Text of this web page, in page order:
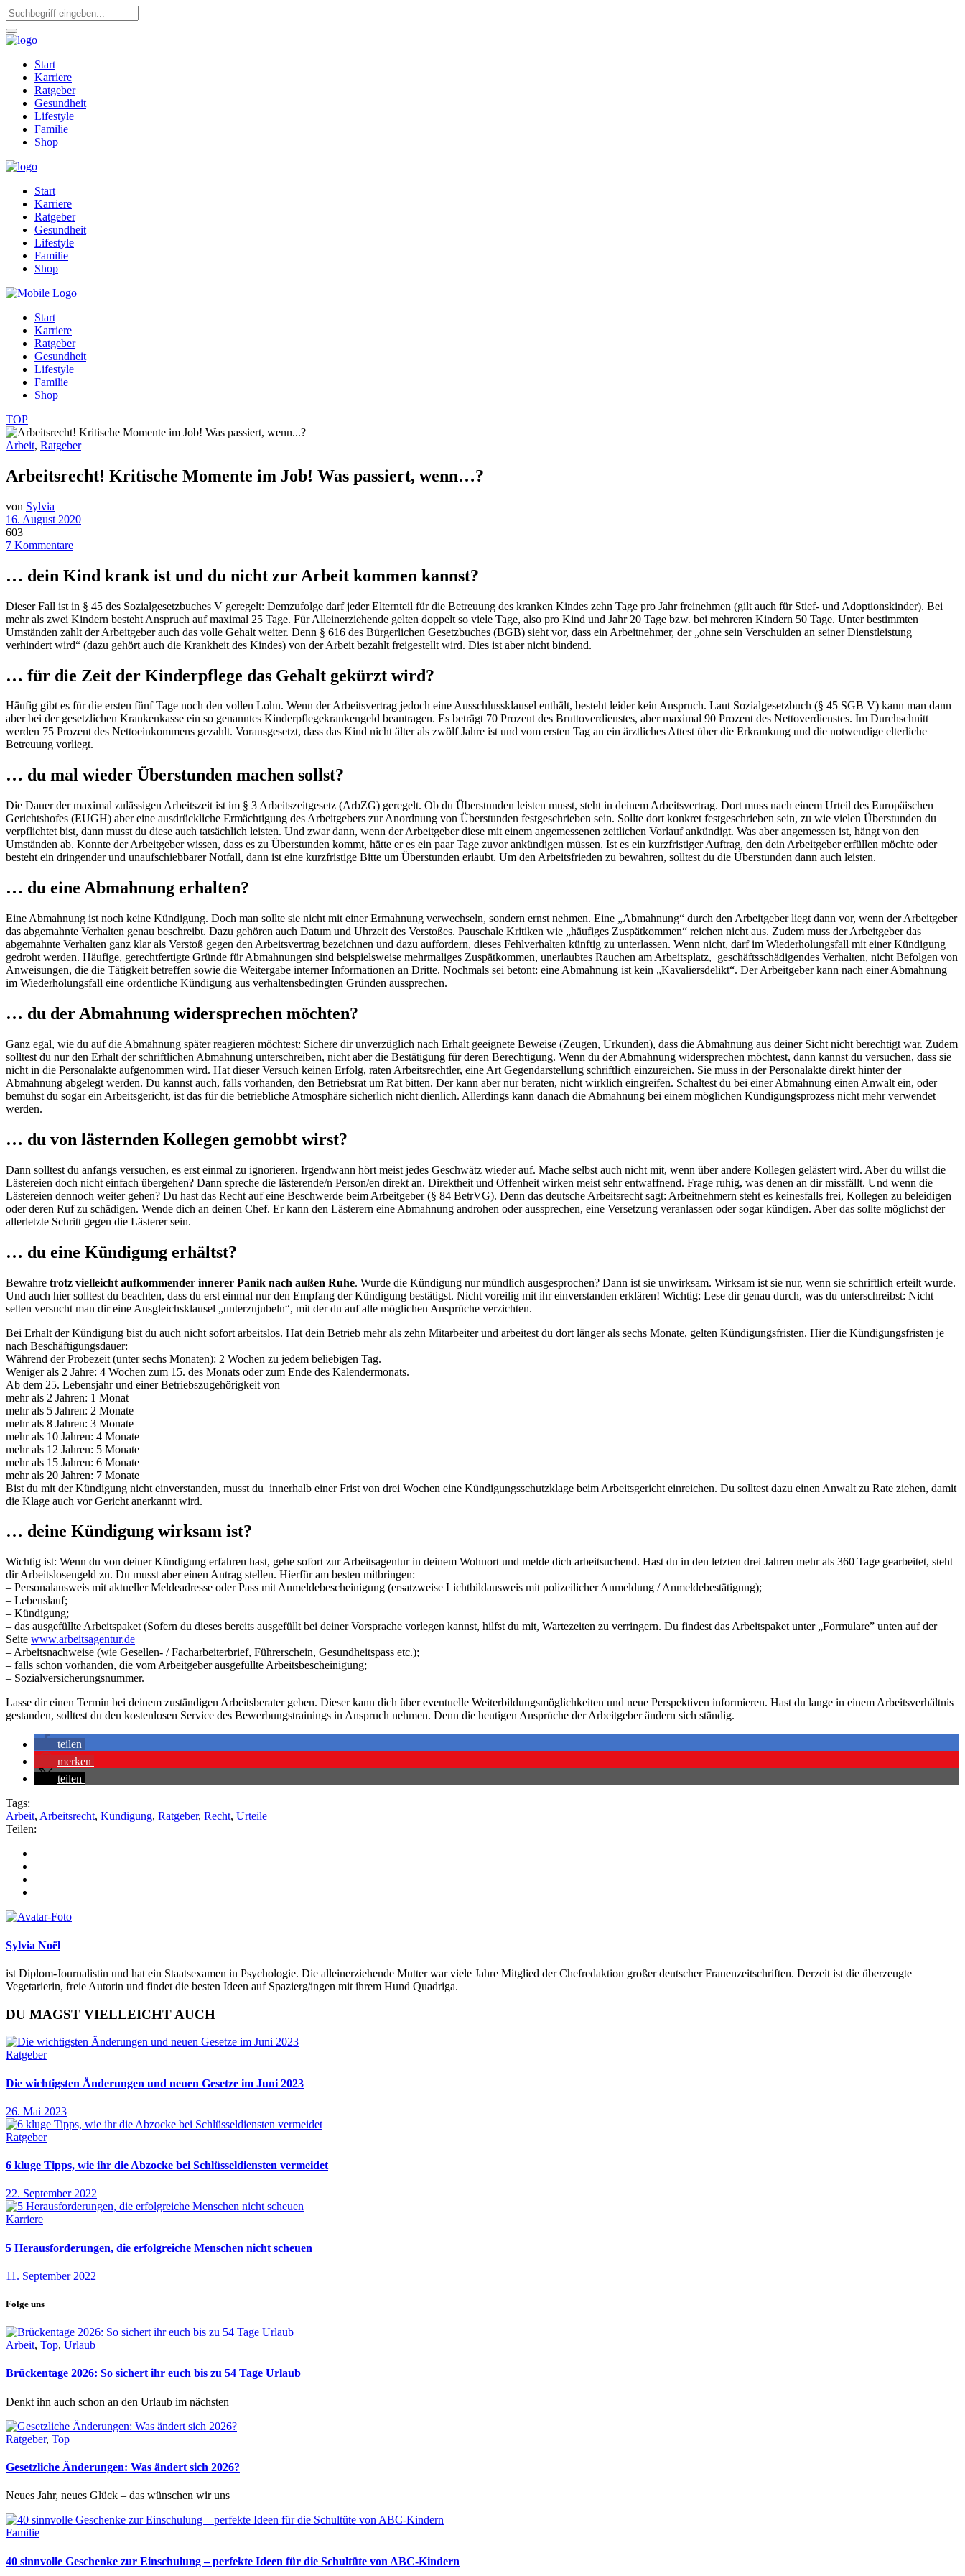
Start
Karriere
Ratgeber
Gesundheit
Lifestyle
Familie
Shop
Start
Karriere
Ratgeber
Gesundheit
Lifestyle
Familie
Shop
Start
Karriere
Ratgeber
Gesundheit
Lifestyle
Familie
Shop
TOP
Arbeit, Ratgeber
Arbeitsrecht! Kritische Momente im Job! Was passiert, wenn…?
von Sylvia
16. August 2020
603
7 Kommentare
… dein Kind krank ist und du nicht zur Arbeit kommen kannst?
Dieser Fall ist in § 45 des Sozialgesetzbuches V geregelt: Demzufolge darf jeder Elternteil für die Betreuung des kranken Kindes zehn Tage pro Jahr freinehmen (gilt auch für Stief- und Adoptionskinder). Bei
mehr als zwei Kindern besteht Anspruch auf maximal 25 Tage. Für Alleinerziehende gelten doppelt so viele Tage, also pro Kind und Jahr 20 Tage bzw. bei mehreren Kindern 50 Tage. Unter bestimmten
Umständen zahlt der Arbeitgeber auch das volle Gehalt weiter. Denn § 616 des Bürgerlichen Gesetzbuches (BGB) sieht vor, dass ein Arbeitnehmer, der „ohne sein Verschulden an seiner Dienstleistung
verhindert wird“ (dazu gehört auch die Krankheit des Kindes) von der Arbeit bezahlt freigestellt wird. Dies ist aber nicht bindend.
… für die Zeit der Kinderpflege das Gehalt gekürzt wird?
Häufig gibt es für die ersten fünf Tage noch den vollen Lohn. Wenn der Arbeitsvertrag jedoch eine Ausschlussklausel enthält, besteht leider kein Anspruch. Laut Sozialgesetzbuch (§ 45 SGB V) kann man dann
aber bei der gesetzlichen Krankenkasse ein so genanntes Kinderpflegekrankengeld beantragen. Es beträgt 70 Prozent des Bruttoverdienstes, aber maximal 90 Prozent des Nettoverdienstes. Im Durchschnitt
werden 75 Prozent des Nettoeinkommens gezahlt. Vorausgesetzt, dass das Kind nicht älter als zwölf Jahre ist und vom ersten Tag an ein ärztliches Attest über die Erkrankung und die notwendige elterliche
Betreuung vorliegt.
… du mal wieder Überstunden machen sollst?
Die Dauer der maximal zulässigen Arbeitszeit ist im § 3 Arbeitszeitgesetz (ArbZG) geregelt. Ob du Überstunden leisten musst, steht in deinem Arbeitsvertrag. Dort muss nach einem Urteil des Europäischen
Gerichtshofes (EUGH) aber eine ausdrückliche Ermächtigung des Arbeitgebers zur Anordnung von Überstunden festgeschrieben sein. Sollte dort konkret festgeschrieben sein, zu wie vielen Überstunden du
verpflichtet bist, dann musst du diese auch tatsächlich leisten. Und zwar dann, wenn der Arbeitgeber diese mit einem angemessenen zeitlichen Vorlauf ankündigt. Was aber angemessen ist, hängt von den
Umständen ab. Konnte der Arbeitgeber wissen, dass es zu Überstunden kommt, hätte er es ein paar Tage zuvor ankündigen müssen. Ist es ein kurzfristiger Auftrag, den dein Arbeitgeber erfüllen möchte oder
besteht ein dringender und unaufschiebbarer Notfall, dann ist eine kurzfristige Bitte um Überstunden erlaubt. Um den Arbeitsfrieden zu bewahren, solltest du die Überstunden dann auch leisten.
… du eine Abmahnung erhalten?
Eine Abmahnung ist noch keine Kündigung. Doch man sollte sie nicht mit einer Ermahnung verwechseln, sondern ernst nehmen. Eine „Abmahnung“ durch den Arbeitgeber liegt dann vor, wenn der Arbeitgeber
das abgemahnte Verhalten genau beschreibt. Dazu gehören auch Datum und Uhrzeit des Verstoßes. Pauschale Kritiken wie „häufiges Zuspätkommen“ reichen nicht aus. Zudem muss der Arbeitgeber das
abgemahnte Verhalten ganz klar als Verstoß gegen den Arbeitsvertrag bezeichnen und dazu auffordern, dieses Fehlverhalten künftig zu unterlassen. Wenn nicht, darf im Wiederholungsfall mit einer Kündigung
gedroht werden. Häufige, gerechtfertigte Gründe für Abmahnungen sind beispielsweise mehrmaliges Zuspätkommen, unerlaubtes Rauchen am Arbeitsplatz, geschäftsschädigendes Verhalten, nicht Befolgen von
Anweisungen, die die Tätigkeit betreffen sowie die Weitergabe interner Informationen an Dritte. Nochmals sei betont: eine Abmahnung ist kein „Kavaliersdelikt“. Der Arbeitgeber kann nach einer Abmahnung
im Wiederholungsfall eine ordentliche Kündigung aus verhaltensbedingten Gründen aussprechen.
… du der Abmahnung widersprechen möchten?
Ganz egal, wie du auf die Abmahnung später reagieren möchtest: Sichere dir un­verzüglich nach Er­halt ge­eig­ne­te Be­wei­se (Zeu­gen, Ur­kun­den), dass die Ab­mah­nung aus deiner Sicht nicht be­rech­tigt war. Zudem
solltest du nur den Erhalt der schriftlichen Abmahnung unterschreiben, nicht aber die Bestätigung für deren Berechtigung. Wenn du der Abmahnung widersprechen möchtest, dann kannst du versuchen, dass sie
nicht in die Personalakte aufgenommen wird. Hat dieser Versuch keinen Erfolg, raten Arbeitsrechtler, eine Art Gegendarstellung schriftlich einzureichen. Sie muss in der Personalakte direkt hinter der
Abmahnung abgelegt werden. Du kannst auch, falls vorhanden, den Betriebsrat um Rat bitten. Der kann aber nur beraten, nicht wirklich eingreifen. Schaltest du bei einer Abmahnung einen Anwalt ein, oder
bemühst du sogar ein Arbeitsgericht, ist das für die betriebliche Atmosphäre sicherlich nicht dienlich. Allerdings kann danach die Abmahnung bei einem möglichen Kündigungsprozess nicht mehr verwendet
werden.
… du von lästernden Kollegen gemobbt wirst?
Dann solltest du anfangs versuchen, es erst einmal zu ignorieren. Irgendwann hört meist jedes Geschwätz wieder auf. Mache selbst auch nicht mit, wenn über andere Kollegen gelästert wird. Aber du willst die
Lästereien doch nicht einfach übergehen? Dann spreche die lästerende/n Person/en direkt an. Direktheit und Offenheit wirken meist sehr entwaffnend. Frage ruhig, was denen an dir missfällt. Und wenn die
Lästereien dennoch weiter gehen? Du hast das Recht auf eine Beschwerde beim Arbeitgeber (§ 84 BetrVG). Denn das deutsche Arbeitsrecht sagt: Arbeitnehmern steht es keinesfalls frei, Kollegen zu beleidigen
oder deren Ruf zu schädigen. Wende dich an deinen Chef. Er kann den Lästerern eine Abmahnung androhen oder aussprechen, eine Versetzung veranlassen oder sogar kündigen. Aber das sollte möglichst der
allerletzte Schritt gegen die Lästerer sein.
… du eine Kündigung erhältst?
Bewahre trotz vielleicht aufkommender innerer Panik nach außen Ruhe. Wurde die Kündigung nur mündlich ausgesprochen? Dann ist sie unwirksam. Wirksam ist sie nur, wenn sie schriftlich erteilt wurde.
Und auch hier solltest du beachten, dass du erst einmal nur den Empfang der Kündigung bestätigst. Nicht voreilig mit ihr einverstanden erklären! Wichtig: Lese dir genau durch, was du unterschreibst: Nicht
selten versucht man dir eine Ausgleichsklausel „unterzujubeln“, mit der du auf alle möglichen Ansprüche verzichten.
Bei Erhalt der Kündigung bist du auch nicht sofort arbeitslos. Hat dein Betrieb mehr als zehn Mitarbeiter und arbeitest du dort länger als sechs Monate, gelten Kündigungsfristen. Hier die Kündigungsfristen je
nach Beschäftigungsdauer:
Während der Probezeit (unter sechs Monaten): 2 Wochen zu jedem beliebigen Tag.
Weniger als 2 Jahre: 4 Wochen zum 15. des Monats oder zum Ende des Kalendermonats.
Ab dem 25. Lebensjahr und einer Betriebszugehörigkeit von
mehr als 2 Jahren: 1 Monat
mehr als 5 Jahren: 2 Monate
mehr als 8 Jahren: 3 Monate
mehr als 10 Jahren: 4 Monate
mehr als 12 Jahren: 5 Monate
mehr als 15 Jahren: 6 Monate
mehr als 20 Jahren: 7 Monate
Bist du mit der Kündigung nicht einverstanden, musst du innerhalb einer Frist von drei Wochen eine Kündigungsschutzklage beim Arbeitsgericht einreichen. Du solltest dazu einen Anwalt zu Rate ziehen, damit
die Klage auch vor Gericht anerkannt wird.
… deine Kündigung wirksam ist?
Wichtig ist: Wenn du von deiner Kündigung erfahren hast, gehe sofort zur Arbeitsagentur in deinem Wohnort und melde dich arbeitsuchend. Hast du in den letzten drei Jahren mehr als 360 Tage gearbeitet, steht
dir Arbeitslosengeld zu. Du musst aber einen Antrag stellen. Hierfür am besten mitbringen:
– Personalausweis mit aktueller Meldeadresse oder Pass mit Anmeldebescheinigung (ersatzweise Lichtbildausweis mit polizeilicher Anmeldung / Anmeldebestätigung);
– Lebenslauf;
– Kündigung;
– das ausgefüllte Arbeitspaket (Sofern du dieses bereits ausgefüllt bei deiner Vorsprache vorlegen kannst, hilfst du mit, Wartezeiten zu verringern. Du findest das Arbeitspaket unter „Formulare” unten auf der
Seite www.arbeitsagentur.de
– Arbeitsnachweise (wie Gesellen- / Facharbeiterbrief, Führerschein, Gesundheitspass etc.);
– falls schon vorhanden, die vom Arbeitgeber ausgefüllte Arbeitsbescheinigung;
– Sozialversicherungsnummer.
Lasse dir einen Termin bei deinem zuständigen Arbeitsberater geben. Dieser kann dich über eventuelle Weiterbildungsmöglichkeiten und neue Perspektiven informieren. Hast du lange in einem Arbeitsverhältnis
gestanden, solltest du den kostenlosen Service des Bewerbungstrainings in Anspruch nehmen. Denn die heutigen Ansprüche der Arbeitgeber ändern sich ständig.
teilen
merken
teilen
Tags:
Arbeit, Arbeitsrecht, Kündigung, Ratgeber, Recht, Urteile
Teilen:
Sylvia Noël
ist Diplom-Journalistin und hat ein Staatsexamen in Psychologie. Die alleinerziehende Mutter war viele Jahre Mitglied der Chefredaktion großer deutscher Frauenzeitschriften. Derzeit ist die überzeugte
Vegetarierin, freie Autorin und findet die besten Ideen auf Spaziergängen mit ihrem Hund Quadriga.
DU MAGST VIELLEICHT AUCH
Ratgeber
Die wichtigsten Änderungen und neuen Gesetze im Juni 2023
26. Mai 2023
Ratgeber
6 kluge Tipps, wie ihr die Abzocke bei Schlüsseldiensten vermeidet
22. September 2022
Karriere
5 Herausforderungen, die erfolgreiche Menschen nicht scheuen
11. September 2022
Folge uns
Arbeit, Top, Urlaub
Brückentage 2026: So sichert ihr euch bis zu 54 Tage Urlaub
Denkt ihn auch schon an den Urlaub im nächsten
Ratgeber, Top
Gesetzliche Änderungen: Was ändert sich 2026?
Neues Jahr, neues Glück – das wünschen wir uns
Familie
40 sinnvolle Geschenke zur Einschulung – perfekte Ideen für die Schultüte von ABC-Kindern